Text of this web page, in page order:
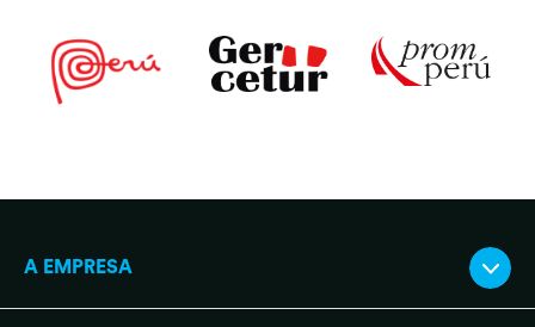
A EMPRESA